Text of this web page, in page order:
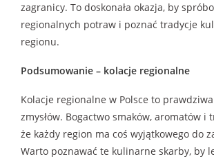
zagranicy. To doskonała okazja, by
regionalnych potraw i poznać tradycje
regionu.
Podsumowanie – kolacje regionalne
Kolacje regionalne w Polsce to
zmysłów. Bogactwo smaków, aromatów i
że każdy region ma coś wyjątkowego do
Warto poznawać te kulinarne skarby, by